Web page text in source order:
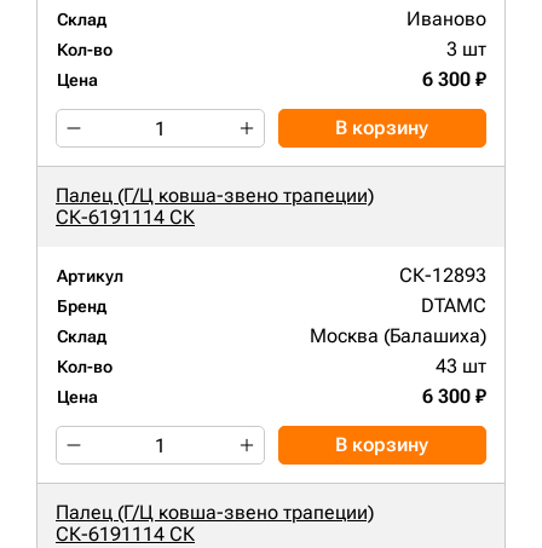
Склад Иваново
Кол-во 3 шт
Цена 6 300 ₽
В корзину
Палец (Г/Ц ковша-звено трапеции)
СК-6191114 СК
Артикул СК-12893
Бренд DTAMC
Склад Москва (Балашиха)
Кол-во 43 шт
Цена 6 300 ₽
В корзину
Палец (Г/Ц ковша-звено трапеции)
СК-6191114 СК